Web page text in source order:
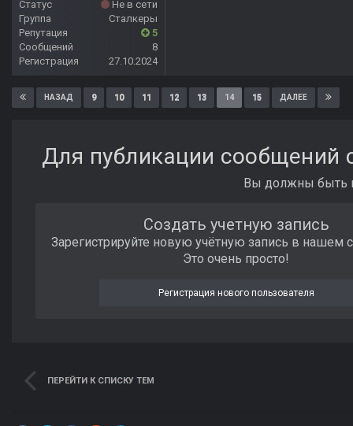
Статус
Не в сети
Группа
Сталкеры
Репутация
5
Сообщений
8
Регистрация
27.10.2024
НАЗАД 9 10 11 12 13 14 15 ДАЛЕЕ
Для публикации сообщений
Вы должны быть
Создать учетную запись
Зарегистрируйте новую учётную запись в нашем
Это очень просто!
Регистрация нового пользователя
ПЕРЕЙТИ К СПИСКУ ТЕМ